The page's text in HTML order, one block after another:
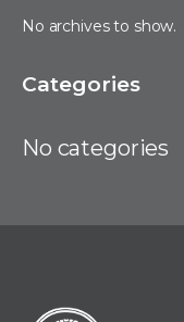
No archives to show.
Categories
No categories